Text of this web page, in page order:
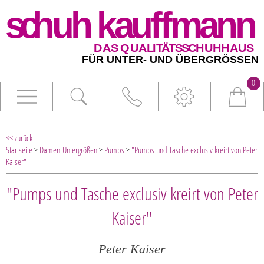
0
<< zurück
Startseite> Damen-Untergrößen> Pumps> "Pumps und Tasche exclusiv kreirt von Peter
Kaiser"
"Pumps und Tasche exclusiv kreirt von Peter
Kaiser"
Peter Kaiser